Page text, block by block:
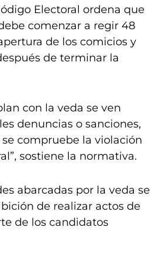
Electoral ordena que
comenzar a regir 48
de los comicios y
de terminar la
con la veda se ven
denuncias o sanciones,
compruebe la violación
sostiene la normativa.
abarcadas por la veda se
de realizar actos de
de los candidatos